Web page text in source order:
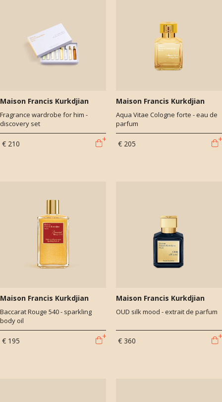
Maison Francis Kurkdjian
Fragrance wardrobe for him -
discovery set
€ 210
Maison Francis Kurkdjian
Aqua Vitae Cologne forte - eau de
parfum
€ 205
Maison Francis Kurkdjian
Baccarat Rouge 540 - sparkling
body oil
€ 195
Maison Francis Kurkdjian
OUD silk mood - extrait de parfum
€ 360